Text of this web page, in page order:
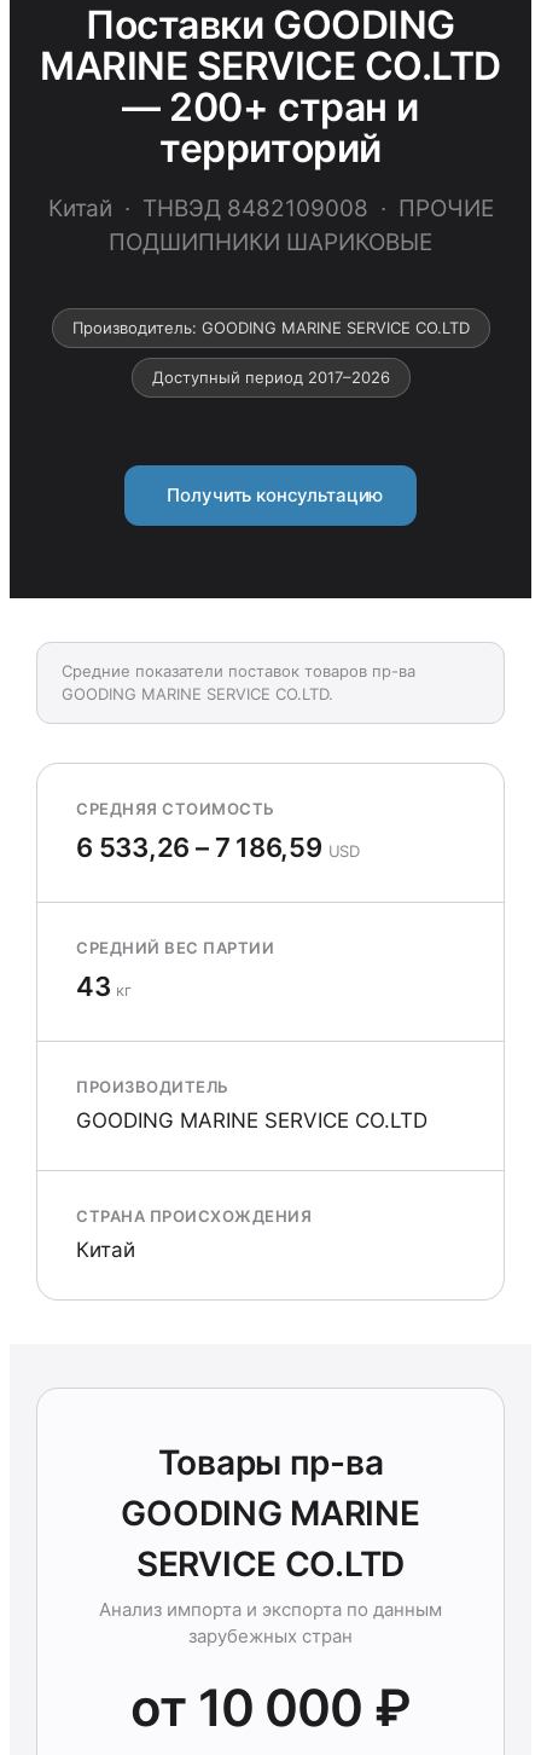
Поставки GOODING
MARINE SERVICE CO.LTD
— 200+ стран и
территорий
Китай · ТНВЭД 8482109008 · ПРОЧИЕ
ПОДШИПНИКИ ШАРИКОВЫЕ
Производитель: GOODING MARINE SERVICE CO.LTD
Доступный период 2017–2026
Получить консультацию
Средние показатели поставок товаров пр-ва
GOODING MARINE SERVICE CO.LTD.
СРЕДНЯЯ СТОИМОСТЬ
6 533,26 – 7 186,59 USD
СРЕДНИЙ ВЕС ПАРТИИ
43 кг
ПРОИЗВОДИТЕЛЬ
GOODING MARINE SERVICE CO.LTD
СТРАНА ПРОИСХОЖДЕНИЯ
Китай
Товары пр-ва
GOODING MARINE
SERVICE CO.LTD
Анализ импорта и экспорта по данным
зарубежных стран
от 10 000 ₽